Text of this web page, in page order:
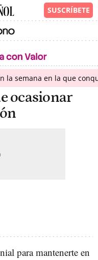
la semana en la que
ocasionar
para mantenerte en